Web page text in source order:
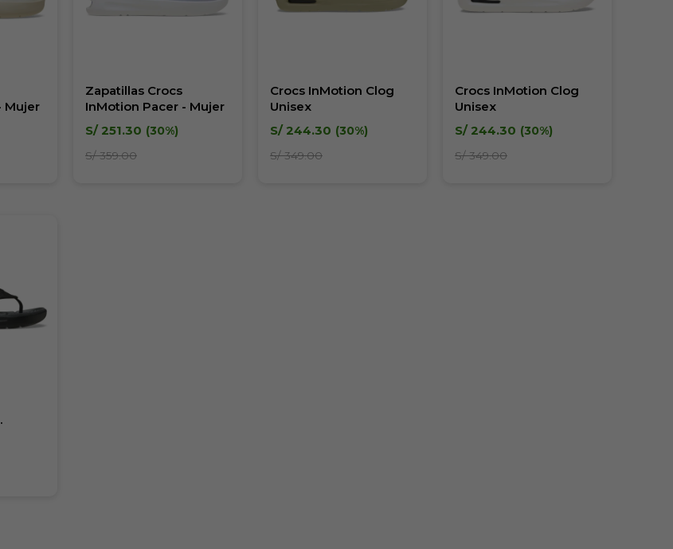
Mujer
Zapatillas Crocs
InMotion Pacer - Mujer
S/ 251.30 30
S/ 359.00
Crocs InMotion Clog
Unisex
S/ 244.30 30
S/ 349.00
Crocs InMotion Clog
Unisex
S/ 244.30 30
S/ 349.00